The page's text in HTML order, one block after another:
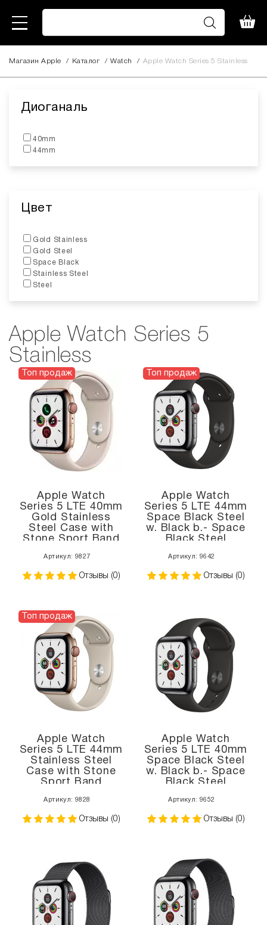
Магазин Apple / Каталог / Watch / Apple Watch Series 5 Stainless
Диоганаль
40mm
44mm
Цвет
Gold Stainless
Gold Steel
Space Black
Stainless Steel
Steel
Apple Watch Series 5
Stainless
Топ продаж
Apple Watch
Series 5 LTE 40mm
Gold Stainless
Steel Case with
Stone Sport Band
Артикул: 9827
Отзывы (0)
Топ продаж
Apple Watch
Series 5 LTE 44mm
Space Black Steel
w. Black b.- Space
Black Steel
Артикул: 9642
Отзывы (0)
Топ продаж
Apple Watch
Series 5 LTE 44mm
Stainless Steel
Case with Stone
Sport Band
Артикул: 9828
Отзывы (0)
Apple Watch
Series 5 LTE 40mm
Space Black Steel
w. Black b.- Space
Black Steel
Артикул: 9652
Отзывы (0)